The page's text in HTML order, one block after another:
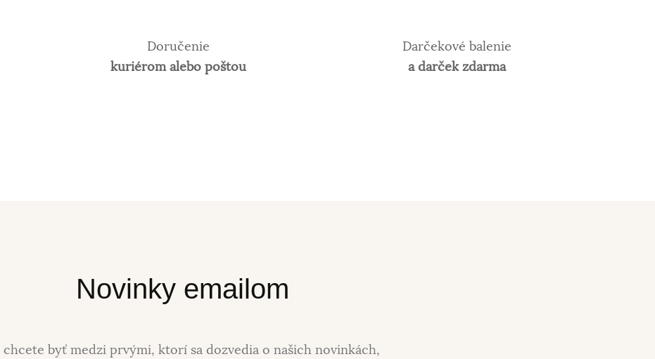
Doručenie
kuriérom alebo poštou
Darčekové balenie
a darček zdarma
Novinky emailom
chcete byť medzi prvými, ktorí sa dozvedia o našich novinkách,